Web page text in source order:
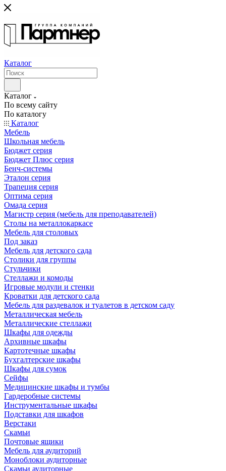
Каталог
Каталог
По всему сайту
По каталогу
Каталог
Мебель
Школьная мебель
Бюджет серия
Бюджет Плюс серия
Бенч-системы
Эталон серия
Трапеция серия
Оптима серия
Омада серия
Магистр серия (мебель для преподавателей)
Столы на металлокаркасе
Мебель для столовых
Под заказ
Мебель для детского сада
Столики для группы
Стульчики
Стеллажи и комоды
Игровые модули и стенки
Кроватки для детского сада
Мебель для раздевалок и туалетов в детском саду
Металлическая мебель
Металлические стеллажи
Шкафы для одежды
Архивные шкафы
Картотечные шкафы
Бухгалтерские шкафы
Шкафы для сумок
Сейфы
Медицинские шкафы и тумбы
Гардеробные системы
Инструментальные шкафы
Подставки для шкафов
Верстаки
Скамьи
Почтовые ящики
Мебель для аудиторий
Моноблоки аудиторные
Скамьи аудиторные